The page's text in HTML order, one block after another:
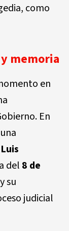
como
memoria
en
En
Luis
del 8 de
su
judicial